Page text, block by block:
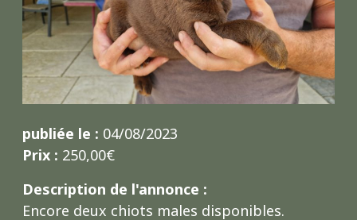
publiée le : 04/08/2023
Prix : 250,00€
Description de l'annonce :
Encore deux chiots males disponibles.